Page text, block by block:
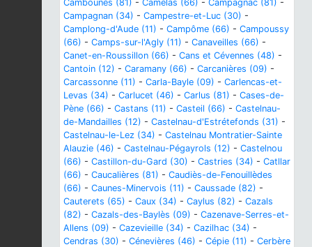
Cambounès (81) - Camélas (66) - Campagnac (81) -
Campagnan (34) - Campestre-et-Luc (30) -
Camplong-d'Aude (11) - Campôme (66) - Campoussy
(66) - Camps-sur-l'Agly (11) - Canaveilles (66) -
Canet-en-Roussillon (66) - Cans et Cévennes (48) -
Cantoin (12) - Caramany (66) - Carcanières (09) -
Carcassonne (11) - Carla-Bayle (09) - Carlencas-et-
Levas (34) - Carlucet (46) - Carlus (81) - Cases-de-
Pène (66) - Castans (11) - Casteil (66) - Castelnau-
de-Mandailles (12) - Castelnau-d'Estrétefonds (31) -
Castelnau-le-Lez (34) - Castelnau Montratier-Sainte
Alauzie (46) - Castelnau-Pégayrols (12) - Castelnou
(66) - Castillon-du-Gard (30) - Castries (34) - Catllar
(66) - Caucalières (81) - Caudiès-de-Fenouillèdes
(66) - Caunes-Minervois (11) - Caussade (82) -
Cauterets (65) - Caux (34) - Caylus (82) - Cazals
(82) - Cazals-des-Baylès (09) - Cazenave-Serres-et-
Allens (09) - Cazevieille (34) - Cazilhac (34) -
Cendras (30) - Cénevières (46) - Cépie (11) - Cerbère